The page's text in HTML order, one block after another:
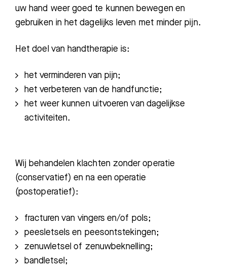
uw hand weer goed te kunnen bewegen en
gebruiken in het dagelijks leven met minder pijn.
Het doel van handtherapie is:
het verminderen van pijn;
het verbeteren van de handfunctie;
het weer kunnen uitvoeren van dagelijkse
activiteiten.
Wij behandelen klachten zonder operatie
(conservatief) en na een operatie
(postoperatief):
fracturen van vingers en/of pols;
peesletsels en peesontstekingen;
zenuwletsel of zenuwbeknelling;
bandletsel;